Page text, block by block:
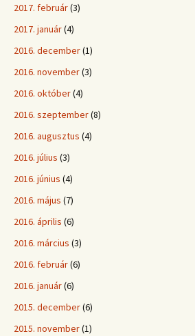
2017. február(3)
2017. január(4)
2016. december(1)
2016. november(3)
2016. október(4)
2016. szeptember(8)
2016. augusztus (4)
2016. július (3)
2016. június (4)
2016. május (7)
2016. április (6)
2016. március (3)
2016. február(6)
2016. január(6)
2015. december(6)
2015. november(1)